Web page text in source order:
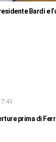
Bardi e
prima di